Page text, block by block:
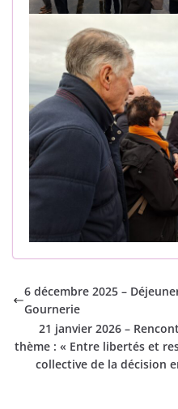
6 décembre 2025 –
Gournerie
21 janvier 2026 –
thème : « Entre libertés et
collective de la décision